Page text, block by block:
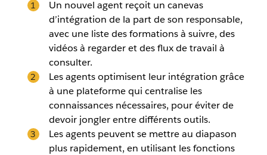
Un nouvel agent reçoit un canevas
d’intégration de la part de son responsable,
avec une liste des formations à suivre, des
vidéos à regarder et des flux de travail à
consulter.
Les agents optimisent leur intégration grâce
à une plateforme qui centralise les
connaissances nécessaires, pour éviter de
devoir jongler entre différents outils.
Les agents peuvent se mettre au diapason
plus rapidement, en utilisant les fonctions